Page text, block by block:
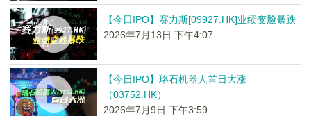
【今日IPO】赛力斯[09927.HK]业绩变脸暴跌
2026年7月13日 下午4:07
【今日IPO】珞石机器人首日大涨
（03752.HK）
2026年7月9日 下午3:59